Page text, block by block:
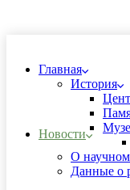
Главная
История
О
Данные о
Новости